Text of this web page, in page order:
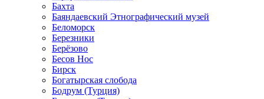
Бахта
Баяндаевский Этнографический музей
Беломорск
Березники
Берёзово
Бесов Нос
Бирск
Богатырская слобода
Бодрум (Турция)